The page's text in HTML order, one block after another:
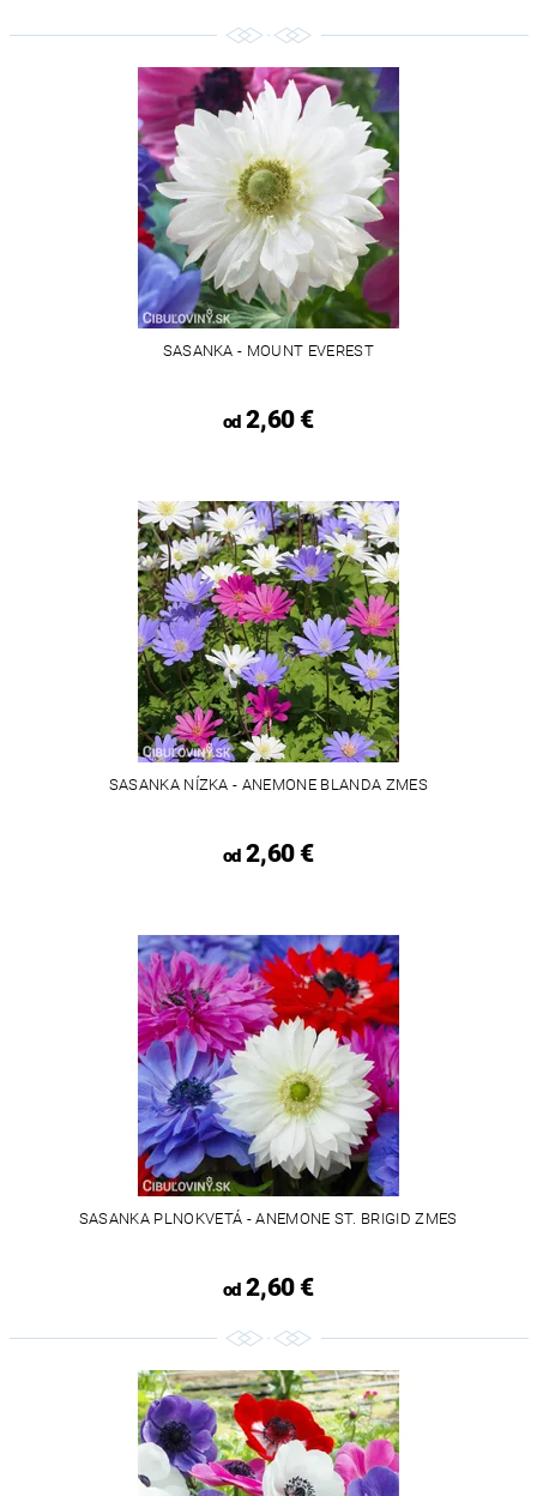
SASANKA - MOUNT EVEREST
od2,60 €
SASANKA NÍZKA - ANEMONE BLANDA ZMES
od2,60 €
SASANKA PLNOKVETÁ - ANEMONE ST. BRIGID ZMES
od2,60 €
Powered by chaterimo